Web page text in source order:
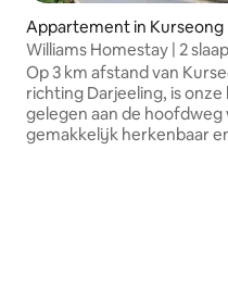
Appartement in Kurseong
Williams Homestay | 2
woonkamer | Gratis ontbijt
Op 3 km afstand van
richting Darjeeling, is
gelegen aan de
gemakkelijk herkenbaar